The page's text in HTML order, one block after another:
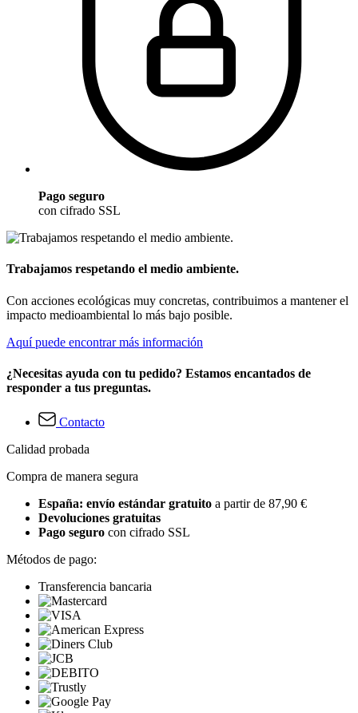
Pago seguro
con cifrado SSL
Trabajamos respetando el medio ambiente.
Con acciones ecológicas muy concretas, contribuimos a mantener el
impacto medioambiental lo más bajo posible.
Aquí puede encontrar más información
¿Necesitas ayuda con tu pedido? Estamos encantados de
responder a tus preguntas.
Contacto
Calidad probada
Compra de manera segura
España: envío estándar gratuito a partir de 87,90 €
Devoluciones gratuitas
Pago seguro con cifrado SSL
Métodos de pago:
Transferencia bancaria